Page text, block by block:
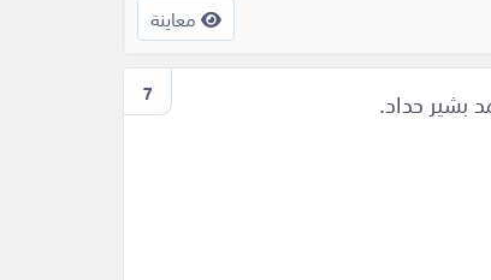
معاينة
7 بشير حداد.